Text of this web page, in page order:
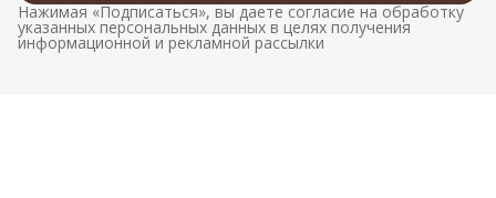
Нажимая «Подписаться», вы даете согласие на обработку
указанных персональных данных в целях получения
информационной и рекламной рассылки